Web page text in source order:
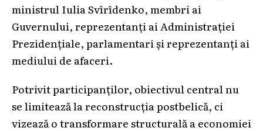
ministrul Iulia Svîrîdenko, membri ai
Guvernului, reprezentanți ai Administrației
Prezidențiale, parlamentari și reprezentanți ai
mediului de afaceri.
Potrivit participanților, obiectivul central nu
se limitează la reconstrucția postbelică, ci
vizează o transformare structurală a economiei